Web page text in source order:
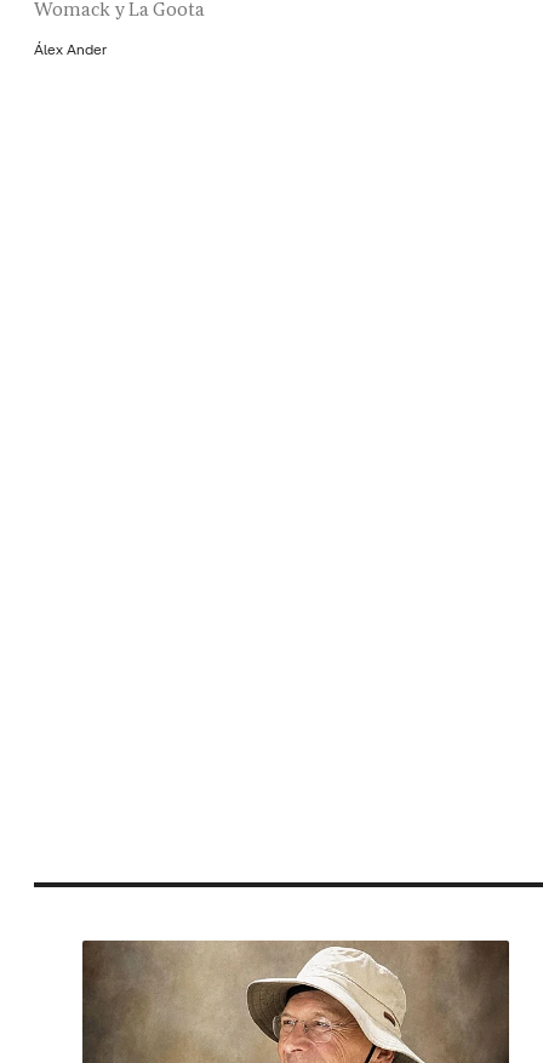
Womack y La Goota
Álex Ander